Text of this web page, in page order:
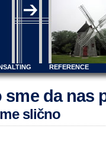
REFERENCE
sme da nas
slično